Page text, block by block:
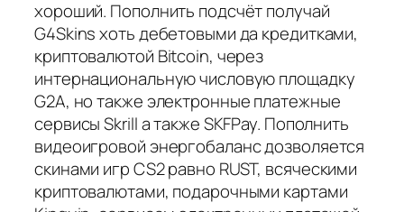
хороший. Пополнить подсчёт получай
G4Skins хоть дебетовыми да кредитками,
криптовалютой Bitcoin, через
интернациональную числовую площадку
G2A, но также электронные платежные
сервисы Skrill а также SKFPay. Пополнить
видеоигровой энергобаланс дозволяется
скинами игр CS2 равно RUST, всяческими
криптовалютами, подарочными картами